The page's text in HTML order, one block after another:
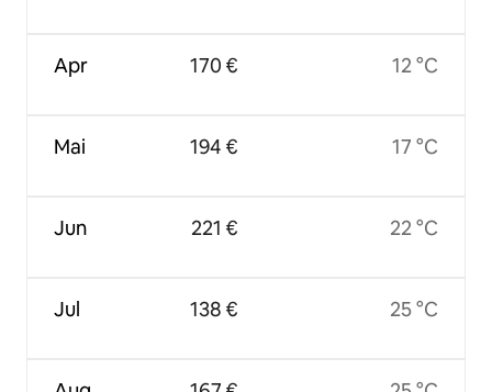
Apr
Mai
Jun
Jul
170 €
194 €
221 €
138 €
12 °C
17 °C
22 °C
25 °C